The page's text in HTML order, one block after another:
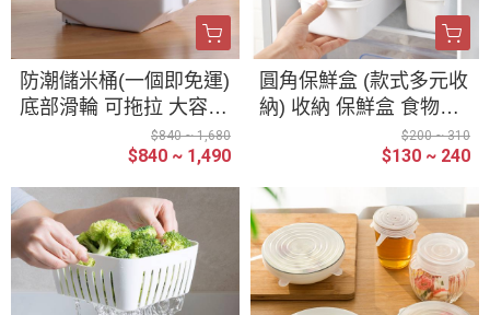
防潮儲米桶(一個即免運)
底部滑輪 可拖拉 大容量
飼料桶 飼料密封桶 儲米
桶 密封桶 儲糧桶 貓糧
飼料密封 儲物桶 飼料保
鮮
$840 ~ 1,680
$840 ~ 1,490
圓角保鮮盒 (款式多元收
納) 收納 保鮮盒 食物保
鮮盒 食品保鮮 保鮮 密
封 密封盒 收納盒
$200 ~ 310
$130 ~ 240